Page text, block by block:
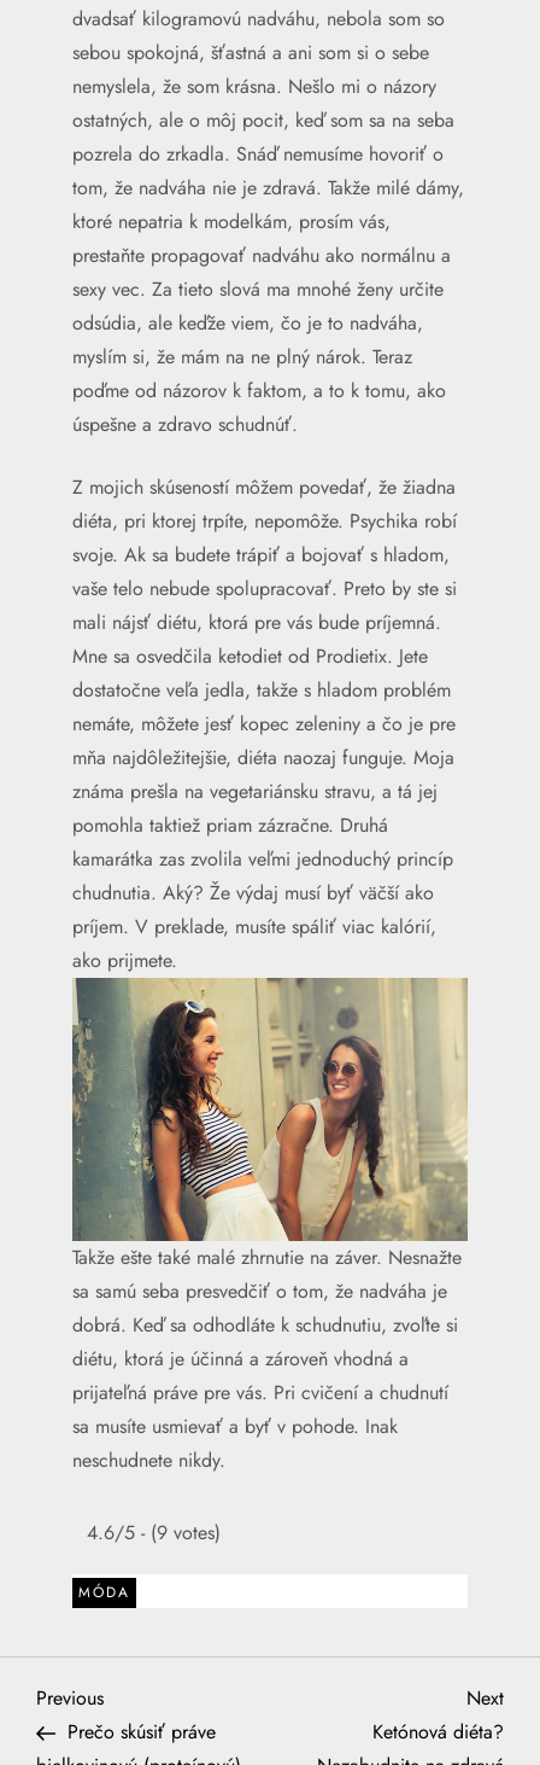
dvadsať kilogramovú nadváhu, nebola som so
sebou spokojná, šťastná a ani som si o sebe
nemyslela, že som krásna. Nešlo mi o názory
ostatných, ale o môj pocit, keď som sa na seba
pozrela do zrkadla. Snáď nemusíme hovoriť o
tom, že nadváha nie je zdravá. Takže milé dámy,
ktoré nepatria k modelkám, prosím vás,
prestaňte propagovať nadváhu ako normálnu a
sexy vec. Za tieto slová ma mnohé ženy určite
odsúdia, ale keďže viem, čo je to nadváha,
myslím si, že mám na ne plný nárok. Teraz
poďme od názorov k faktom, a to k tomu, ako
úspešne a zdravo schudnúť.
Z mojich skúseností môžem povedať, že žiadna
diéta, pri ktorej trpíte, nepomôže. Psychika robí
svoje. Ak sa budete trápiť a bojovať s hladom,
vaše telo nebude spolupracovať. Preto by ste si
mali nájsť diétu, ktorá pre vás bude príjemná.
Mne sa osvedčila ketodiet od Prodietix. Jete
dostatočne veľa jedla, takže s hladom problém
nemáte, môžete jesť kopec zeleniny a čo je pre
mňa najdôležitejšie, diéta naozaj funguje. Moja
známa prešla na vegetariánsku stravu, a tá jej
pomohla taktiež priam zázračne. Druhá
kamarátka zas zvolila veľmi jednoduchý princíp
chudnutia. Aký? Že výdaj musí byť väčší ako
príjem. V preklade, musíte spáliť viac kalórií,
ako prijmete.
Takže ešte také malé zhrnutie na záver. Nesnažte
sa samú seba presvedčiť o tom, že nadváha je
dobrá. Keď sa odhodláte k schudnutiu, zvoľte si
diétu, ktorá je účinná a zároveň vhodná a
prijateľná práve pre vás. Pri cvičení a chudnutí
sa musíte usmievať a byť v pohode. Inak
neschudnete nikdy.
4.6/5 - (9 votes)
MÓDA
N
Previous
Post
Previous
Prečo skúsiť práve
Next
Next
Ketónová diéta?